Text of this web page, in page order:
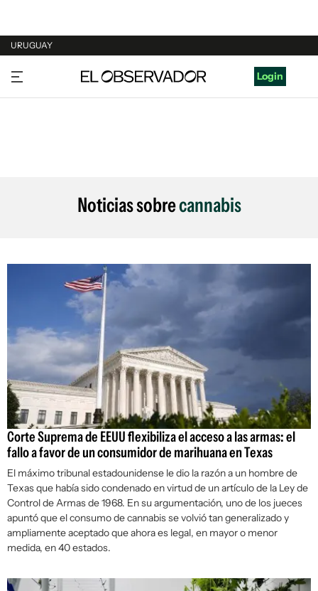
URUGUAY
URUGUAY
ARGENTINA
Login
Noticias sobrecannabis
Corte Suprema de EEUU flexibiliza el acceso a las armas: el
fallo a favor de un consumidor de marihuana en Texas
El máximo tribunal estadounidense le dio la razón a un hombre de
Texas que había sido condenado en virtud de un artículo de la Ley de
Control de Armas de 1968. En su argumentación, uno de los jueces
apuntó que el consumo de cannabis se volvió tan generalizado y
ampliamente aceptado que ahora es legal, en mayor o menor
medida, en 40 estados.